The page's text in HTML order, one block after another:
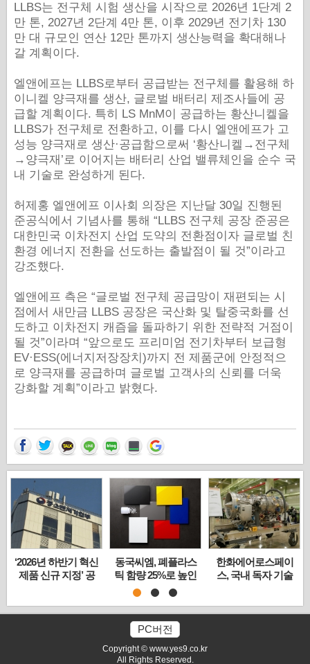
LLBS는 전구체 시험 생산을 시작으로 2026년 1단계 2
만 톤, 2027년 2단계 4만 톤, 이후 2029년 전기차 130
만 대 규모인 연산 12만 톤까지 생산능력을 확대해나
갈 계획이다.
엘앤에프는 LLBS로부터 공급받는 전구체를 활용해 하
이니켈 양극재를 생산, 글로벌 배터리 제조사들에 공
급할 계획이다. 특히 LS MnM이 공급하는 황산니켈을
LLBS가 전구체로 전환하고, 이를 다시 엘앤에프가 고
성능 양극재로 생산·공급함으로써 ‘황산니켈→전구체
→양극재’로 이어지는 배터리 산업 밸류체인을 순수 국
내 기술로 완성하게 된다.
허제홍 엘앤에프 이사회 의장은 지난달 30일 진행된
준공식에서 기념사를 통해 “LLBS 전구체 공장 준공은
대한민국 이차전지 산업 도약의 전환점이자 글로벌 친
환경 에너지 전환을 선도하는 출발점이 될 것”이라고
강조했다.
엘앤에프 측은 “글로벌 전구체 공급망이 재편되는 시
점에서 새만금 LLBS 공장은 국산화 및 탈중국화를 선
도하고 이차전지 캐즘을 돌파하기 위한 전략적 거점이
될 것”이라며 “앞으로도 프리미엄 전기차부터 보급형
EV·ESS(에너지저장장치)까지 전 제품군에 안정적으
로 양극재를 공급하며 글로벌 고객사의 신뢰를 더욱
강화할 계획”이라고 밝혔다.
‘2026년 하반기 혁신
제품 신규 지정’ 공
동국씨엠, 폐플라스
틱 함량 25%로 높인
‘친환경 컬러강판’
한화에어로스페이
스, 국내 독자 기술
PC버전
Copyright © www.yes9.co.kr
All Rights Reserved.